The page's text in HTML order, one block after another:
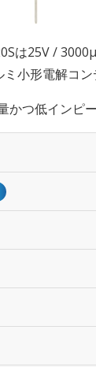
は25V /
小形電解コン
かつ低インピ